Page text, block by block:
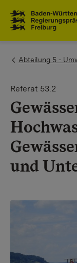
You are here:
Abteilung 5 -
Referat 53.2
und